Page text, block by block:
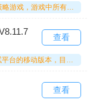
格斗天下是一款Q萌画风的三国卡牌策略游戏，游戏中所有人物都以Q版的形式呈现，玩家在游戏里能够收集到各类名将的卡牌，通过不同技能的搭配进行策略性的放置。经典的卡牌组合搭配轻松的挂机玩法，让你沉浸在一个真实的三国世界之中，感兴趣的玩家快来体验吧，相信你绝对不会感到失望。
先游平台（VivaVideo）原是腾讯测试平台的移动版本，目前已更名为腾讯先锋。这里汇聚了丰富的资料，还有众多大神共同交流探讨。用户不仅能向大神请教问题，还能和其他玩家分享游戏经验。任何与之相关的内容都能在这里找到。你还在犹豫什么？快来这里体验吧！
查看
查看